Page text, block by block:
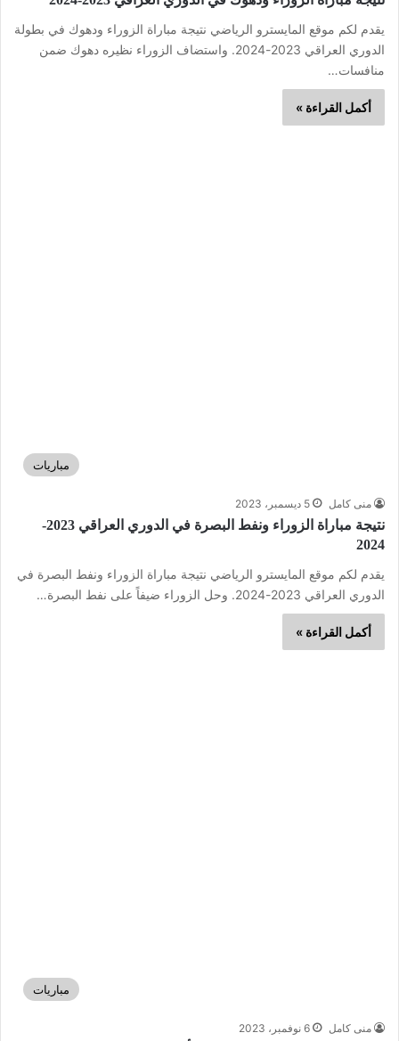
يقدم لكم موقع المايسترو الرياضي نتيجة مباراة الزوراء ودهوك في بطولة
الدوري العراقي 2023-2024. واستضاف الزوراء نظيره دهوك ضمن
منافسات…
أكمل القراءة »
مباريات
منى كامل 5 ديسمبر، 2023
نتيجة مباراة الزوراء ونفط البصرة في الدوري العراقي 2023-
2024
يقدم لكم موقع المايسترو الرياضي نتيجة مباراة الزوراء ونفط البصرة في
الدوري العراقي 2023-2024. وحل الزوراء ضيفاً على نفط البصرة…
أكمل القراءة »
مباريات
منى كامل 6 نوفمبر، 2023